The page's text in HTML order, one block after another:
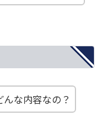
な内容なの？